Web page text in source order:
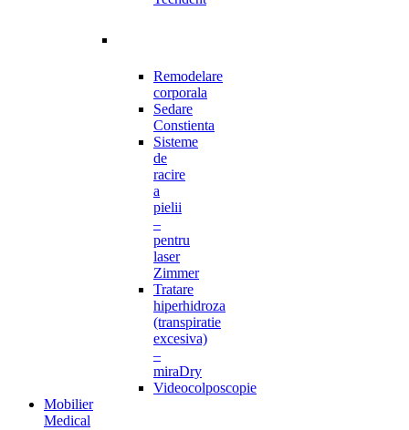
Remodelare
corporala
Sedare
Constienta
Sisteme
de
racire
a
pielii
–
pentru
laser
Zimmer
Tratare
hiperhidroza
(transpiratie
excesiva)
–
miraDry
Videocolposcopie
Mobilier
Medical